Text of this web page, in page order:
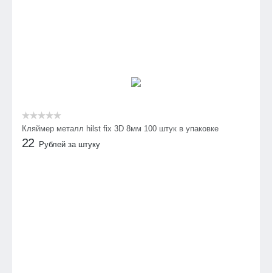
Кляймер металл hilst fix 3D 8мм 100 штук в упаковке
22 Рублей за штуку